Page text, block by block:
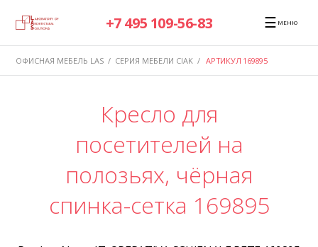
+7 495 109-56-83 ☰ МЕНЮ
ОФИСНАЯ МЕБЕЛЬ LAS / СЕРИЯ МЕБЕЛИ CIAK / АРТИКУЛ 169895
Кресло для
посетителей на
полозьях, чёрная
спинка-сетка 169895